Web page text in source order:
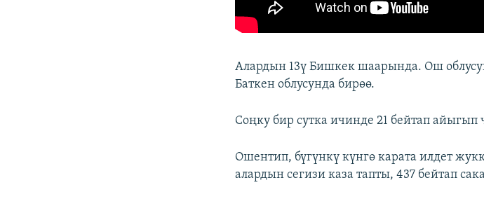
Алардын 13ү Бишкек шаарында. Ош
Баткен облусунда бирөө.
Соңку бир сутка ичинде 21 бейтап айыгып
Ошентип, бүгүнкү күнгө карата илдет
алардын сегизи каза тапты, 437 бейтап